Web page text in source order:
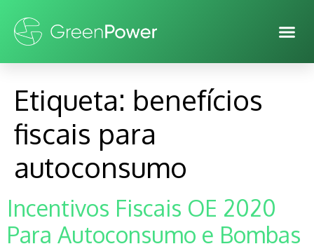
Etiqueta: benefícios
fiscais para
autoconsumo
Incentivos Fiscais OE 2020
Para Autoconsumo e Bombas